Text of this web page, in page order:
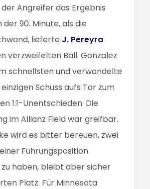
Angreifer das Ergebnis
90. Minute, als die
lieferte J. Pereyra
verzweifelten Ball. Gonzalez
schnellsten und verwandelte
Schuss aufs Tor zum
1:1-Unentschieden. Die
im Allianz Field war greifbar.
wird es bitter bereuen, zwei
Führungsposition
haben, bleibt aber sicher
Platz. Für Minnesota